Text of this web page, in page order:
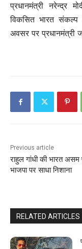
प्रधानमंत्री नरेन्द्र
विकसित भारत संकल्प
अवसर पर प्रधानमंत्री
Previous article
राहुल गांधी की भारत असम
भाजपा पर साधा निशाना
RELATED ARTICLES